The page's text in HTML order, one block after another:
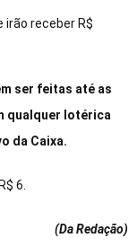
receber R$
ser feitas até as
qualquer lotérica
da Caixa.
6.
(Da Redação)